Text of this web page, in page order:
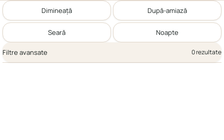
Dimineață După-amiază
Seară Noapte
Filtre avansate 0 rezultate